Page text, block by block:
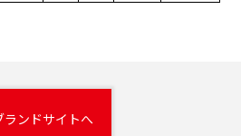
ランドサイトへ